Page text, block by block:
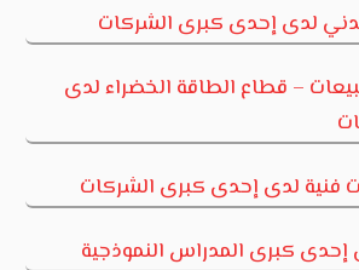
لدى إحدى كبرى الشركات
– قطاع الطاقة الخضراء لدى
فنية لدى إحدى كبرى الشركات
كبرى المدراس النموذجية